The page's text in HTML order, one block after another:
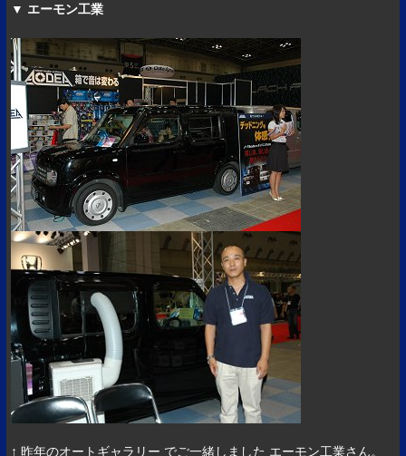
▼ エーモン工業
↑昨年のオートギャラリー でご一緒しました エーモン工業さん。